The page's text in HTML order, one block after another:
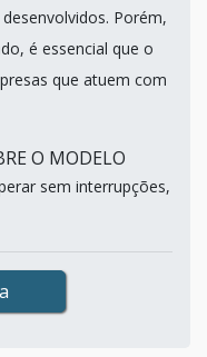
Porém,
é essencial que o
que atuem com
O MODELO
sem interrupções,